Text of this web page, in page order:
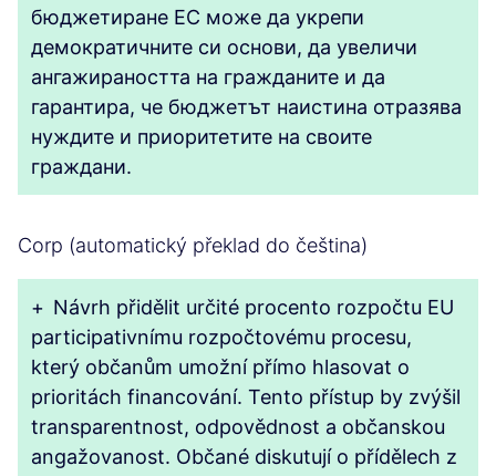
бюджетиране ЕС може да укрепи
демократичните си основи, да увеличи
ангажираността на гражданите и да
гарантира, че бюджетът наистина отразява
нуждите и приоритетите на своите
граждани.
Corp (automatický překlad do čeština)
+ Návrh přidělit určité procento rozpočtu EU
participativnímu rozpočtovému procesu,
který občanům umožní přímo hlasovat o
prioritách financování. Tento přístup by zvýšil
transparentnost, odpovědnost a občanskou
angažovanost. Občané diskutují o přídělech z